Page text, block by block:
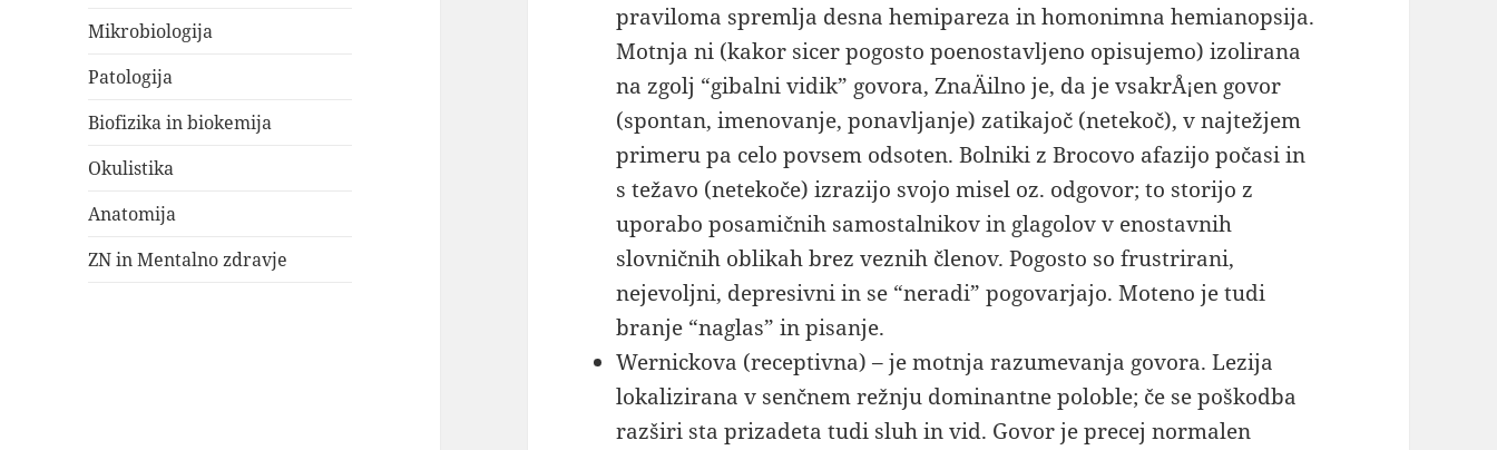
Mikrobiologija
Patologija
Biofizika in biokemija
Okulistika
Anatomija
ZN in Mentalno zdravje
praviloma spremlja desna hemipareza in homonimna hemianopsija.
Motnja ni (kakor sicer pogosto poenostavljeno opisujemo) izolirana
na zgolj “gibalni vidik” govora, ZnaÄilno je, da je vsakrÅ¡en govor
(spontan, imenovanje, ponavljanje) zatikajoč (netekoč), v najtežjem
primeru pa celo povsem odsoten. Bolniki z Brocovo afazijo počasi in
s težavo (netekoče) izrazijo svojo misel oz. odgovor; to storijo z
uporabo posamičnih samostalnikov in glagolov v enostavnih
slovničnih oblikah brez veznih členov. Pogosto so frustrirani,
nejevoljni, depresivni in se “neradi” pogovarjajo. Moteno je tudi
branje “naglas” in pisanje.
Wernickova (receptivna) – je motnja razumevanja govora. Lezija
lokalizirana v senčnem režnju dominantne poloble; če se poškodba
razširi sta prizadeta tudi sluh in vid. Govor je precej normalen